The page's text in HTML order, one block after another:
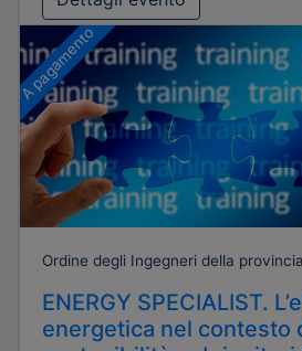
A pagamento
Ordine degli Ingegneri della
ENERGY SPECIALIST.
energetica nel contesto